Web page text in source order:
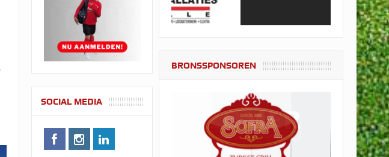
SOCIAL MEDIA
BRONSSPONSOREN